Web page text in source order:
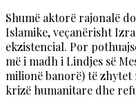
Shumë aktorë rajonalë
Islamike, veçanërisht
ekzistencial. Por
më i madh i Lindjes së
milionë banorë) të zhytet
krizë humanitare dhe